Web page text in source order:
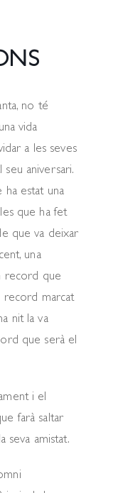
no té
vida
a les seves
aniversari.
ha estat una
que ha fet
que va deixar
una
record que
record marcat
nit la va
que serà el
i el
farà saltar
seva amistat.